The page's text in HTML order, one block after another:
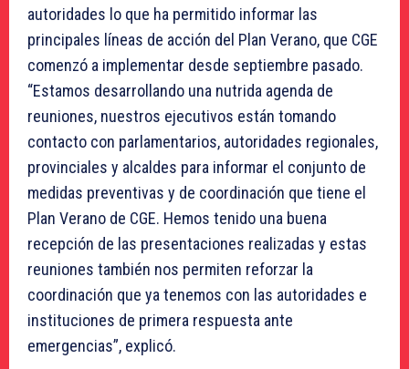
autoridades lo que ha permitido informar las
principales líneas de acción del Plan Verano, que CGE
comenzó a implementar desde septiembre pasado.
“Estamos desarrollando una nutrida agenda de
reuniones, nuestros ejecutivos están tomando
contacto con parlamentarios, autoridades regionales,
provinciales y alcaldes para informar el conjunto de
medidas preventivas y de coordinación que tiene el
Plan Verano de CGE. Hemos tenido una buena
recepción de las presentaciones realizadas y estas
reuniones también nos permiten reforzar la
coordinación que ya tenemos con las autoridades e
instituciones de primera respuesta ante
emergencias”, explicó.